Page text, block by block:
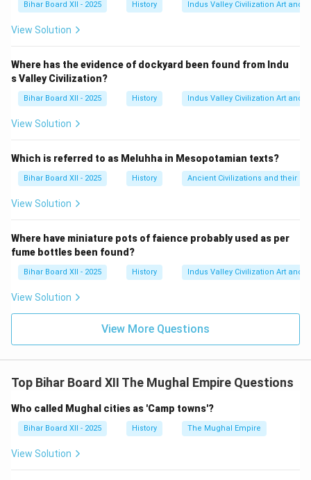
(A) अकबरनामा अबुल फजल ने लिखा था। (C) हुमायूँनामा बाबर की
बेटी गुलबदन बेगम ने लिखा था। (D) जहाँगीरनामा (तुजुक-ए-जहाँगीरी)
Step 3: Final Answer:
बाबर द्वारा लिखा गया ग्रंथ बाबरनामा है। अतः, विकल्प (B) सही है।
Bihar Board XII - 2025 History Indus Valley Civilization Art and
View Solution
Where has the evidence of dockyard been found from Indu
s Valley Civilization?
Bihar Board XII - 2025 History Indus Valley Civilization Art and
View Solution
Which is referred to as Meluhha in Mesopotamian texts?
Bihar Board XII - 2025 History Ancient Civilizations and their
View Solution
Where have miniature pots of faience probably used as per
fume bottles been found?
Bihar Board XII - 2025 History Indus Valley Civilization Art and
View Solution
View More Questions
Top Bihar Board XII The Mughal Empire Questions
Who called Mughal cities as 'Camp towns'?
Bihar Board XII - 2025 History The Mughal Empire
View Solution